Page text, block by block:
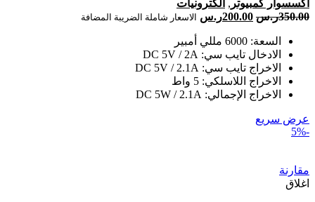
اكسسوار كمبيوتر , الكترونيات
350.00ر.س 200.00ر.س الاسعار شاملة الضريبة المضافة
السعة: 6000 مللي أمبير
الادخال تايب سي: DC 5V / 2A
الاخراج تايب سي: DC 5V / 2.1A
الاخراج اللاسلكي: 5 واط
الاخراج الإجمالي: DC 5W / 2.1A
عرض سريع
-5%
مقارنة
اغلاق